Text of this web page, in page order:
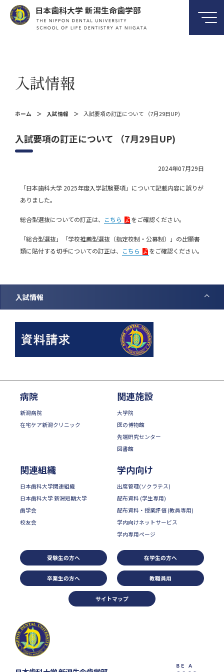
日本歯科大学 新潟生命歯学部
入試情報
ホーム 入試情報 入試要項の訂正について （7月29日UP)
入試要項の訂正について （7月29日UP)
2024年07月29日
「日本歯科大学 2025年度入学試験要項」について記載内容に誤りが
ありました。
総合型選抜についての訂正は、 こちら をご確認ください。
「総合型選抜」「学校推薦型選抜（指定校制・公募制）」の出願書
類に貼付する切手についての訂正は、
こちら をご確認ください。
入試情報
病院
新潟病院
在宅ケア新潟クリニック
関連施設
大学院
医の博物館
先端研究センター
図書館
関連組織
日本歯科大学関連組織
日本歯科大学 新潟短期大学
歯学会
校友会
学内向け
出席管理(ソクラテス)
配布資料 (学生専用)
配布資料・授業評価 (教員専用)
学内向けネットサービス
学内専用ページ
受験生の方へ 在学生の方へ
卒業生の方へ 教職員用
サイトマップ